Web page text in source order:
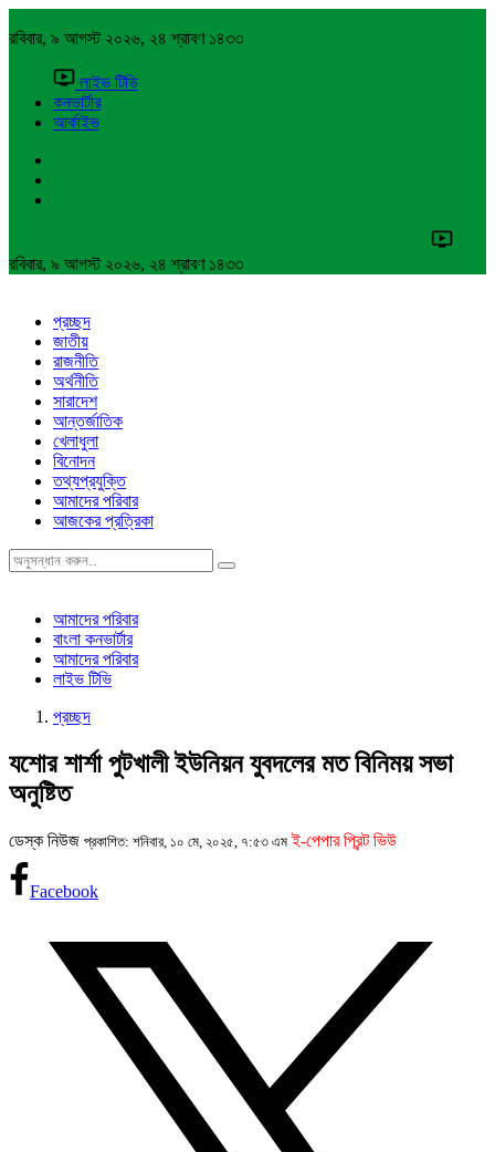
রবিবার, ৯ আগস্ট ২০২৬, ২৪ শ্রাবণ ১৪৩৩
লাইভ টিভি
কনভার্টার
আর্কাইভ
রবিবার, ৯ আগস্ট ২০২৬, ২৪ শ্রাবণ ১৪৩৩
প্রচ্ছদ
জাতীয়
রাজনীতি
অর্থনীতি
সারাদেশ
আন্তর্জাতিক
খেলাধুলা
বিনোদন
তথ্যপ্রযুক্তি
আমাদের পরিবার
আজকের প্রত্রিকা
আমাদের পরিবার
বাংলা কনভার্টার
আমাদের পরিবার
লাইভ টিভি
প্রচ্ছদ
যশোর শার্শা পুটখালী ইউনিয়ন যুবদলের মত বিনিময় সভা
অনুষ্টিত
ডেস্ক নিউজ প্রকাশিত: শনিবার, ১০ মে, ২০২৫, ৭:৫৩ এম ই-পেপার প্রিন্ট ভিউ
Facebook